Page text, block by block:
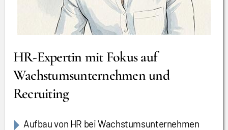
HR-Expertin mit Fokus auf
Wachstumsunternehmen und
Recruiting
Aufbau von HR bei Wachstumsunternehmen